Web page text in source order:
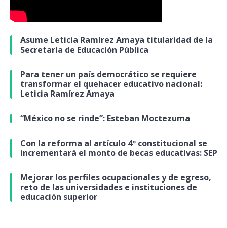
Asume Leticia Ramírez Amaya titularidad de la
Secretaría de Educación Pública
Para tener un país democrático se requiere
transformar el quehacer educativo nacional:
Leticia Ramírez Amaya
“México no se rinde”: Esteban Moctezuma
Con la reforma al artículo 4º constitucional se
incrementará el monto de becas educativas: SEP
Mejorar los perfiles ocupacionales y de egreso,
reto de las universidades e instituciones de
educación superior